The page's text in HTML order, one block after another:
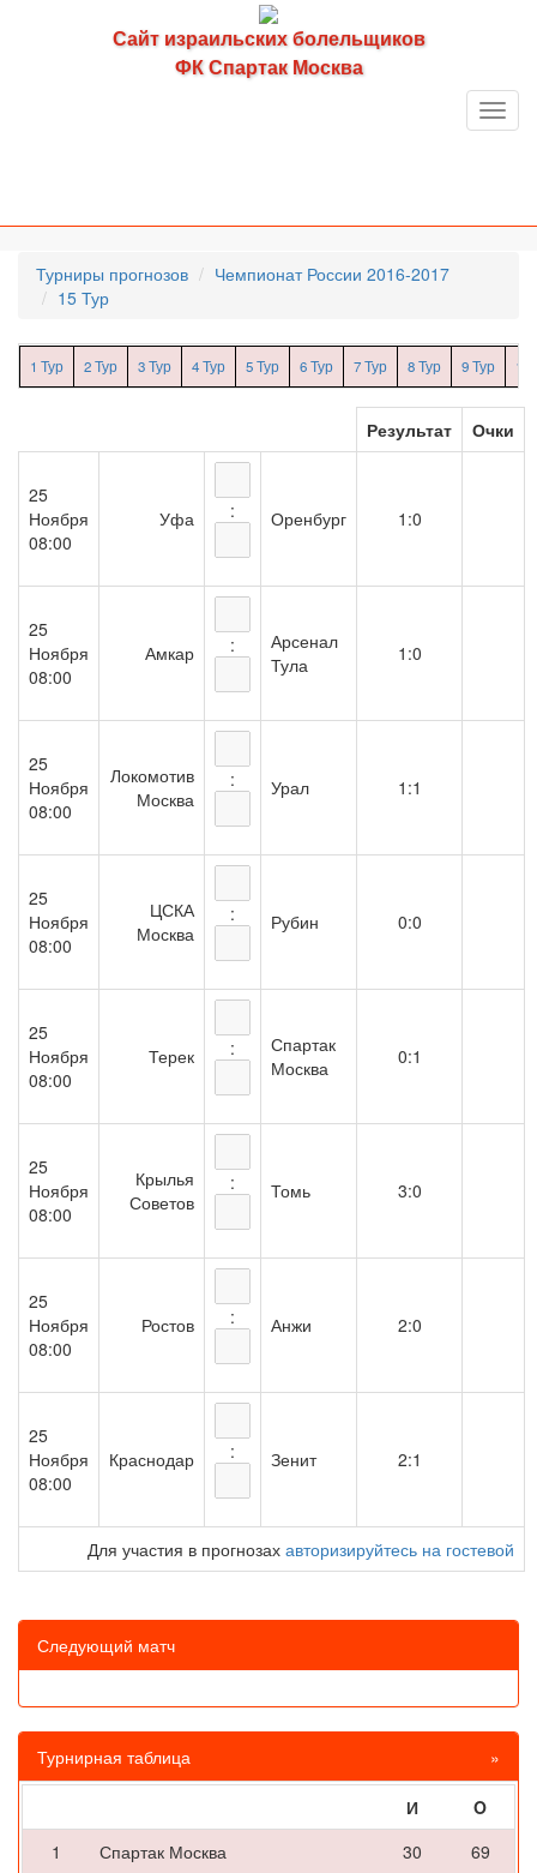
Сайт израильских болельщиков
ФК Спартак Москва
Турниры прогнозов
Чемпионат России 2016-2017
15 Тур
1 Тур 2 Тур 3 Тур 4 Тур 5 Тур 6 Тур 7 Тур 8 Тур 9 Тур 10
Результат Очки
25
Ноября
08:00
Уфа : Оренбург 1:0
25
Ноября
08:00
Амкар :
Арсенал
Тула
1:0
25
Ноября
08:00
Локомотив
Москва
: Урал 1:1
25
Ноября
08:00
ЦСКА
Москва
: Рубин 0:0
25
Ноября
08:00
Терек :
Спартак
Москва
0:1
25
Ноября
08:00
Крылья
Советов
: Томь 3:0
25
Ноября
08:00
Ростов : Анжи 2:0
25
Ноября
08:00
Краснодар : Зенит 2:1
Для участия в прогнозах авторизируйтесь на гостевой
Следующий матч
Турнирная таблица »
И
O
1
Спартак Москва 30
69